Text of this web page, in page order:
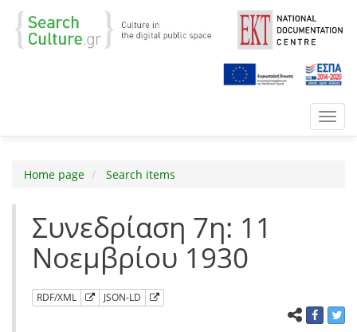
Home page Search items
Συνεδρίαση 7η: 11
Νοεμβρίου 1930
RDF/XML JSON-LD